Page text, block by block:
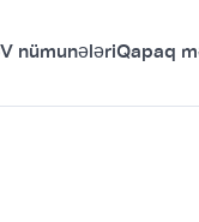
nümunələriQapaq